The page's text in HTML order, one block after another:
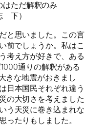
ただ解釈のみ
下）
と思いました。この言
前でしょうか。私はこ
考え方が好きで、ある
通りの解釈がある
きな地震がおきまし
日本国民それぞれ違う
の大切さを考えました
う天災に巻き込まれな
ったりもしました。